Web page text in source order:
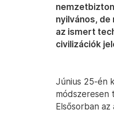
nyilvános,
az ismert
civilizációk
Június 25-én
módszeresen
Elsősorban